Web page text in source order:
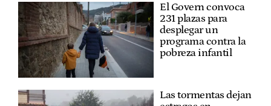
El Govern convoca
231 plazas para
desplegar un
programa contra la
pobreza infantil
Las tormentas dejan